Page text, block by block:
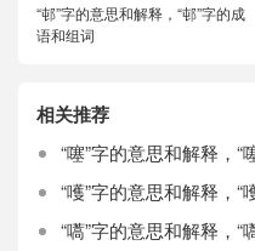
“邨”字的意思和解释，“邨”字的成
语和组词
相关推荐
“噻”字的意思和解释，“
“嚄”字的意思和解释，“
“嚆”字的意思和解释，“